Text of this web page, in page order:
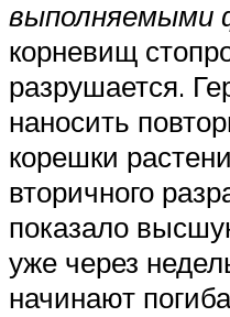
выполняемыми
корневищ
разрушается.
наносить
корешки
вторичного
показало
уже через
начинают